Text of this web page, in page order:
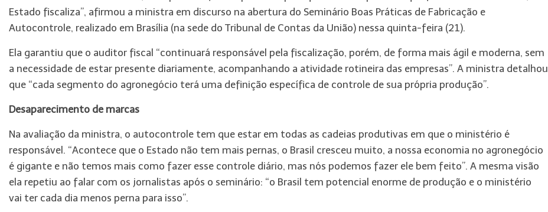
Estado fiscaliza”, afirmou a ministra em discurso na abertura do Seminário Boas Práticas de Fabricação e
Autocontrole, realizado em Brasília (na sede do Tribunal de Contas da União) nessa quinta-feira (21).
Ela garantiu que o auditor fiscal “continuará responsável pela fiscalização, porém, de forma mais ágil e moderna, sem
a necessidade de estar presente diariamente, acompanhando a atividade rotineira das empresas”. A ministra detalhou
que “cada segmento do agronegócio terá uma definição específica de controle de sua própria produção”.
Desaparecimento de marcas
Na avaliação da ministra, o autocontrole tem que estar em todas as cadeias produtivas em que o ministério é
responsável. “Acontece que o Estado não tem mais pernas, o Brasil cresceu muito, a nossa economia no agronegócio
é gigante e não temos mais como fazer esse controle diário, mas nós podemos fazer ele bem feito”. A mesma visão
ela repetiu ao falar com os jornalistas após o seminário: “o Brasil tem potencial enorme de produção e o ministério
vai ter cada dia menos perna para isso”.